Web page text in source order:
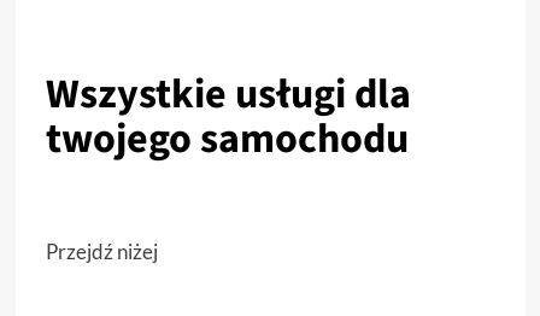
Wszystkie usługi dla
twojego samochodu
Przejdź niżej